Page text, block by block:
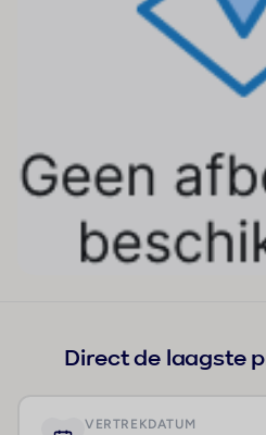
Direct de laagste
VERTREKDATUM